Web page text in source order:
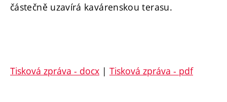
částečně uzavírá kavárenskou terasu.
Tisková zpráva - docx | Tisková zpráva - pdf